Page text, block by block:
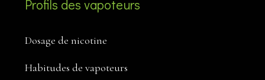
Profils des vapoteurs
Dosage de nicotine
Habitudes de vapoteurs